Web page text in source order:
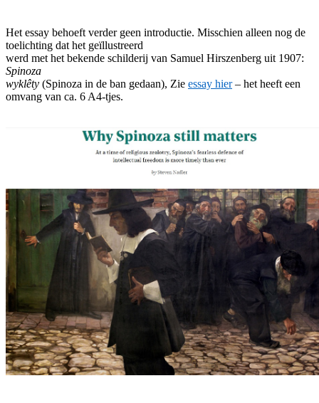
Het essay behoeft verder geen introductie. Misschien alleen nog de
toelichting dat het geïllustreerd
werd met het bekende schilderij van Samuel Hirszenberg uit 1907:
Spinoza
wyklêty (Spinoza in de ban gedaan), Zie essay hier– het heeft een
omvang van ca. 6 A4-tjes.